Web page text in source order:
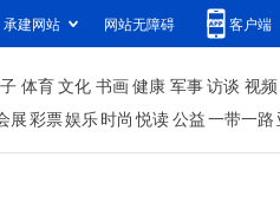
承建网站 网站无障碍 客户端
体育文化 书画健康 军事访谈 视频
展彩票娱乐时尚 悦读公益一带一路